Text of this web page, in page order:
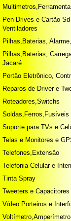
Pen Drives e Cartão
Ventiladores
Pilhas,Baterias,
Pilhas,Baterias,
Jacaré
Portão Eletrônico,
Reparos de Driver e
Roteadores,Switchs
Soldas,Ferros,Fusíveis
Suporte para TVs e
Telas e Monitores e
Telefones,Extensão
Telefonia Celular e
Tinta Spray
Tweeters e Capacitores
Vídeo Porteiros e
Voltímetro,Amperímetro